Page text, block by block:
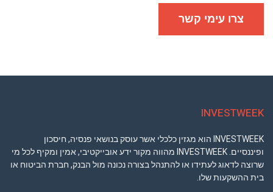
ומדיניות
פרטיותצרו עימי קשר
INVESTWEEK
INVESTWEEK הוא מגזין כלכלי אשר עוסק בנושאי פנסיה, חיסכון
ופיננסיים. INVESTWEEK מהווה מקור ידע אובייקטיבי, אמין ומקיף לכל מי
שרוצה לדאוג לעתידו או להתנהל בצורה נכונה מול הבנק, חברת הביטוח או
בית ההשקעות שלו.